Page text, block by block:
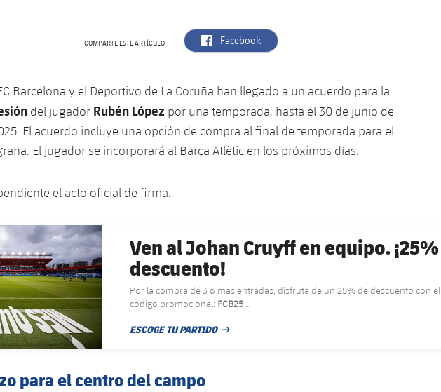
COMPARTE ESTE ARTÍCULO label.aria.facebook
Facebook
Barcelona y el Deportivo de La Coruña han llegado a un acuerdo para la
del jugador Rubén López por una temporada, hasta el 30 de junio de
El acuerdo incluye una opción de compra al final de temporada para el
El jugador se incorporará al Barça Atlètic en los próximos días.
el acto oficial de firma.
Ven al Johan Cruyff en equipo. ¡25% de
descuento!
Por la compra de 3 o más entradas, disfruta de un 25% de descuento con el
código promocional: FCB25
ESCOGE TU PARTIDO
FECHA DE PUBLICACIÓN
para el centro del campo